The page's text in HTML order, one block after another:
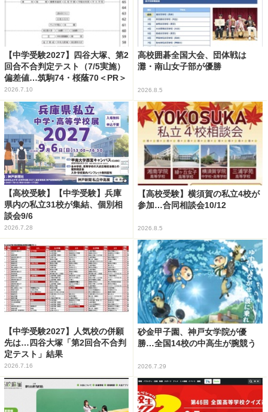
【中学受験2027】四谷大塚、第2
回合不合判定テスト（7/5実施）
偏差値…筑駒74・桜蔭70＜PR＞
2026.7.10
高校囲碁全国大会、団体戦は
灘・南山女子部が優勝
2026.8.5
【高校受験】【中学受験】兵庫
県内の私立31校が集結、個別相
談会9/6
2026.7.28
【高校受験】横須賀の私立4校が
参加…合同相談会10/12
2026.8.5
【中学受験2027】人気校の併願
先は…四谷大塚「第2回合不合判
定テスト」結果
2026.7.16
砂金甲子園、神戸女学院が優
勝…全国14校の中高生が腕競う
2026.7.29